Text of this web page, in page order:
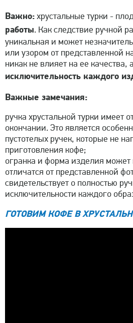
Важно:хрустальные турки -
работы. Как следствие ручной
уникальная и может
или узором от представленной
никак не влияет на ее качества,
исключительность каждого
Важные замечания:
ручка хрустальной турки имеет
окончании. Это является
пустотелых ручек, которые не
приготовления кофе;
огранка и форма изделия может
отличатся от представленной
свидетельствует о полностью
исключительности каждого
ГОТОВИМ КОФЕ В